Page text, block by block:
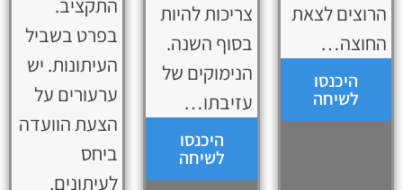
הרוצים לצאת
החוצה…
היכנסו
לשיחה
צריכות להיות
בסוף השנה.
הנימוקים של
עזיבתו…
היכנסו
לשיחה
בפרט בשביל
העיתונות. יש
ערעורים על
הצעת הוועדה
ביחס
לעיתונים.